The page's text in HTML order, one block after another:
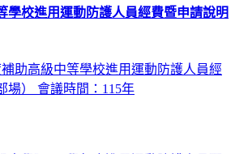
學校進用運動防護人員經費暨申請說明
助高級中等學校進用運動防護人員經
場） 會議時間：115年